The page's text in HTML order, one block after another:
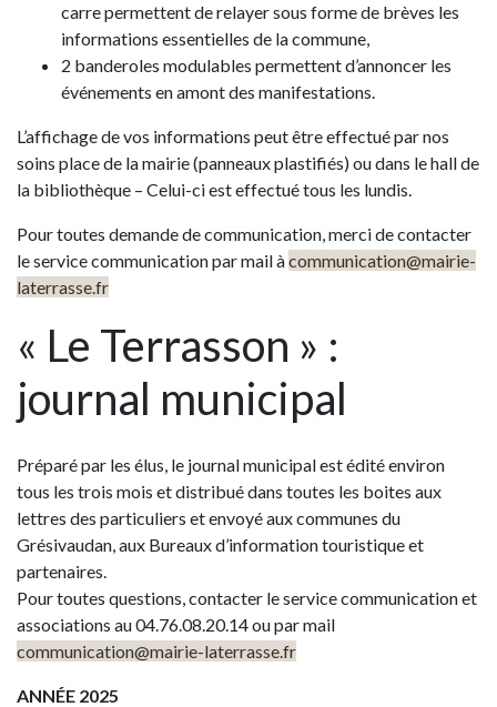
carre permettent de relayer sous forme de brèves les
informations essentielles de la commune,
2 banderoles modulables permettent d’annoncer les
événements en amont des manifestations.
L’affichage de vos informations peut être effectué par nos
soins place de la mairie (panneaux plastifiés) ou dans le hall de
la bibliothèque – Celui-ci est effectué tous les lundis.
Pour toutes demande de communication, merci de contacter
le service communication par mail àcommunication@mairie-
laterrasse.fr
« Le Terrasson » :
journal municipal
Préparé par les élus, le journal municipal est édité environ
tous les trois mois et distribué dans toutes les boites aux
lettres des particuliers et envoyé aux communes du
Grésivaudan, aux Bureaux d’information touristique et
partenaires.
Pour toutes questions, contacter le service communication et
associations au 04.76.08.20.14 ou par mail
communication@mairie-laterrasse.fr
ANNÉE 2025